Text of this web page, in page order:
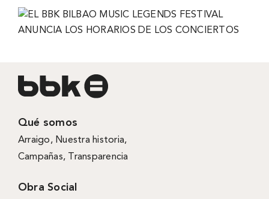
Qué somos
Arraigo, Nuestra historia,
Campañas, Transparencia
Obra Social